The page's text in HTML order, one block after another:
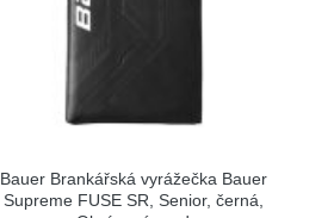
Bauer Brankářská vyrážečka Bauer
Supreme FUSE SR, Senior, černá,